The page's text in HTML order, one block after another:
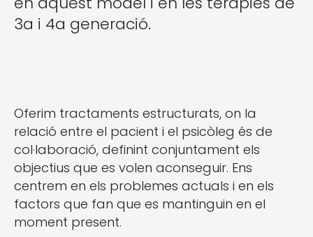
3a i 4a generació.
Oferim tractaments estructurats, on la
relació entre el pacient i el psicòleg és de
col·laboració, definint conjuntament els
objectius que es volen aconseguir. Ens
centrem en els problemes actuals i en els
factors que fan que es mantinguin en el
moment present.